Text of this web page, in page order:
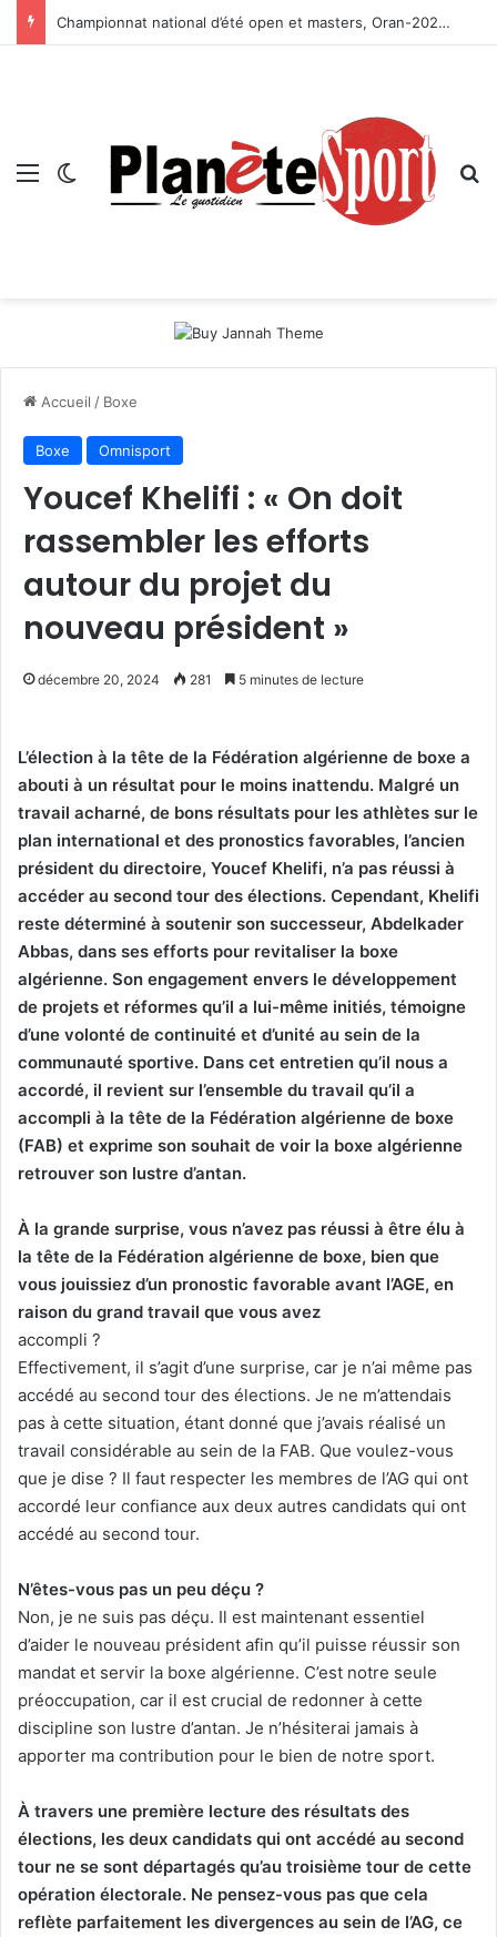
Championnat national d’été open et masters, Oran-2026 — Le CRB s’adjuge le titre
Menu Switch skin
Accueil / Boxe
Boxe Omnisport
Youcef Khelifi : « On doit
rassembler les efforts
autour du projet du
nouveau président »
décembre 20, 2024 281 5 minutes de lecture
L’élection à la tête de la Fédération algérienne de boxe a
abouti à un résultat pour le moins inattendu. Malgré un
travail acharné, de bons résultats pour les athlètes sur le
plan international et des pronostics favorables, l’ancien
président du directoire, Youcef Khelifi, n’a pas réussi à
accéder au second tour des élections. Cependant, Khelifi
reste déterminé à soutenir son successeur, Abdelkader
Abbas, dans ses efforts pour revitaliser la boxe
algérienne. Son engagement envers le développement
de projets et réformes qu’il a lui-même initiés, témoigne
d’une volonté de continuité et d’unité au sein de la
communauté sportive. Dans cet entretien qu’il nous a
accordé, il revient sur l’ensemble du travail qu’il a
accompli à la tête de la Fédération algérienne de boxe
(FAB) et exprime son souhait de voir la boxe algérienne
retrouver son lustre d’antan.
À la grande surprise, vous n’avez pas réussi à être élu à
la tête de la Fédération algérienne de boxe, bien que
vous jouissiez d’un pronostic favorable avant l’AGE, en
raison du grand travail que vous avez
accompli ?
Effectivement, il s’agit d’une surprise, car je n’ai même pas
accédé au second tour des élections. Je ne m’attendais
pas à cette situation, étant donné que j’avais réalisé un
travail considérable au sein de la FAB. Que voulez-vous
que je dise ? Il faut respecter les membres de l’AG qui ont
accordé leur confiance aux deux autres candidats qui ont
accédé au second tour.
N’êtes-vous pas un peu déçu ?
Non, je ne suis pas déçu. Il est maintenant essentiel
d’aider le nouveau président afin qu’il puisse réussir son
mandat et servir la boxe algérienne. C’est notre seule
préoccupation, car il est crucial de redonner à cette
discipline son lustre d’antan. Je n’hésiterai jamais à
apporter ma contribution pour le bien de notre sport.
À travers une première lecture des résultats des
élections, les deux candidats qui ont accédé au second
tour ne se sont départagés qu’au troisième tour de cette
opération électorale. Ne pensez-vous pas que cela
reflète parfaitement les divergences au sein de l’AG, ce